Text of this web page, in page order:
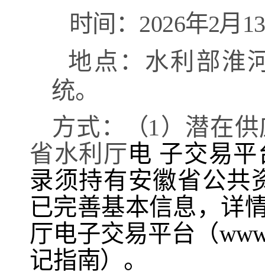
时间： 2026年2月 13
地点：水利部淮
统。
方式 ：（1）潜在
省水利厅电 子交易
录须持有安徽省公共
已完善基本信息，详
厅电子交易平台（
记指南）。